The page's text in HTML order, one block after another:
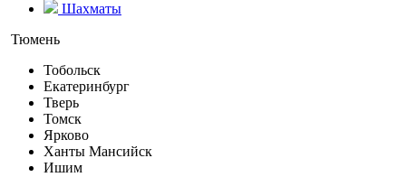
Шахматы
Тюмень
Тобольск
Екатеринбург
Тверь
Томск
Ярково
Ханты Мансийск
Ишим